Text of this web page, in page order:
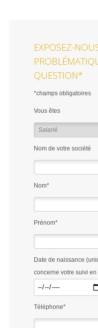
EXPOSEZ-
QUESTION*
*champs obligatoires
Vous êtes
Nom de votre société
Nom*
Prénom*
Date de naissance
concerne votre suivi
Téléphone*